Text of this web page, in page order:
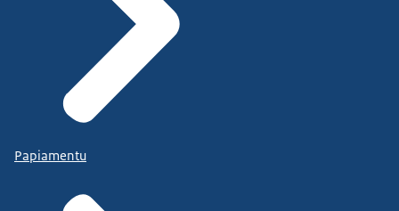
Papiamentu